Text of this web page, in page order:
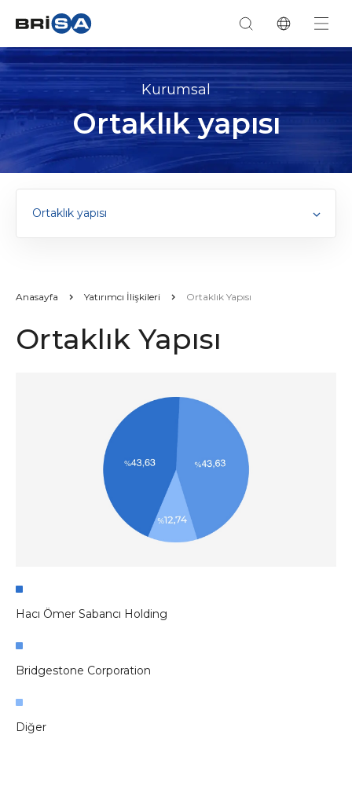
Kurumsal
Ortaklık yapısı
Anasayfa Yatırımcı İlişkileri Ortaklık Yapısı
Ortaklık Yapısı
Hacı Ömer Sabancı Holding
Bridgestone Corporation
Diğer
Ortaklık yapısı